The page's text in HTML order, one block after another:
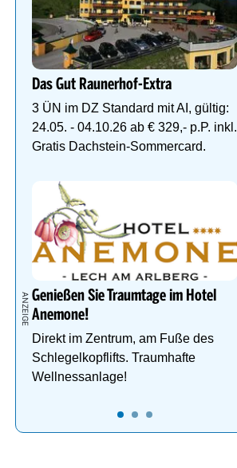
Das Gut Raunerhof-Extra
3 ÜN im DZ Standard mit AI, gültig:
24.05. - 04.10.26 ab € 329,- p.P. inkl.
Gratis Dachstein-Sommercard.
Genießen Sie Traumtage im Hotel
Anemone!
Direkt im Zentrum, am Fuße des
Schlegelkopflifts. Traumhafte
Wellnessanlage!